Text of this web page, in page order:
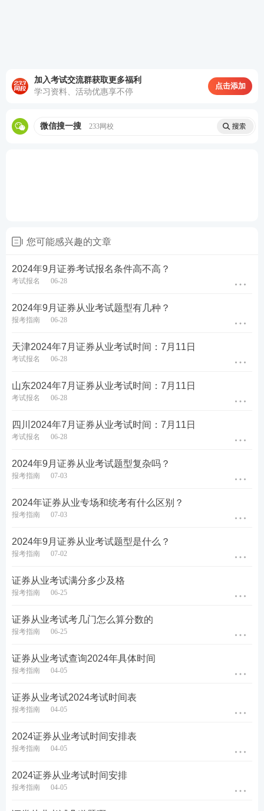
答案：是的，可以。如上表可知，通过你通过法考，
可以免考证券市场基本法律法规；通过基金科目二或
知识，因此如果你符合以上条件，就可以直接申请注
法规就可以达到从业标准了吧？
答案：是的。通过基金科目二符合金融市场基础知识
免考条件，因此只需要通过证券市场基本法律法规就
4、注册证券从业资格的条件有哪些？
答案：证券从业资格注册是有条件的，只要满足条件
既可以进行注册。本文中提到的免考条件中就提到了
通过基金科目二可以免考金融基础哦！
第一种：证券市场基本法律法规、金融市场基础知识
第二种：通过证券市场基本法律法规考试和通过基金
科目二或者注会、CIIA、CFA其中之一即可注册。
题）。
233网校教研团队汇总整理出各
类证券考试资料，助力大家备考学习，证券新旧教
材对比、新教材新增考点、证券三色笔记、公式汇
总、考前12页纸、思维导图、学习计划、计算题案
例、易混淆
、狂背手册、数字考点、真题考
即进入>>证券
加入考试交流群获取更多福利
学习资料、活动优惠享不停
点击添加
微信搜一搜 233网校
您可能感兴趣的文章
2024年9月证券考试报名条件高不高？
考试报名 06-28
2024年9月证券从业考试题型有几种？
报考指南 06-28
天津2024年7月证券从业考试时间：7月11日
考试报名 06-28
山东2024年7月证券从业考试时间：7月11日
考试报名 06-28
四川2024年7月证券从业考试时间：7月11日
考试报名 06-28
2024年9月证券从业考试题型复杂吗？
报考指南 07-03
2024年证券从业专场和统考有什么区别？
报考指南 07-03
2024年9月证券从业考试题型是什么？
报考指南 07-02
证券从业考试满分多少及格
报考指南 06-25
证券从业考试考几门怎么算分数的
报考指南 06-25
证券从业考试查询2024年具体时间
报考指南 04-05
证券从业考试2024考试时间表
报考指南 04-05
2024证券从业考试时间安排表
报考指南 04-05
2024证券从业考试时间安排
报考指南 04-05